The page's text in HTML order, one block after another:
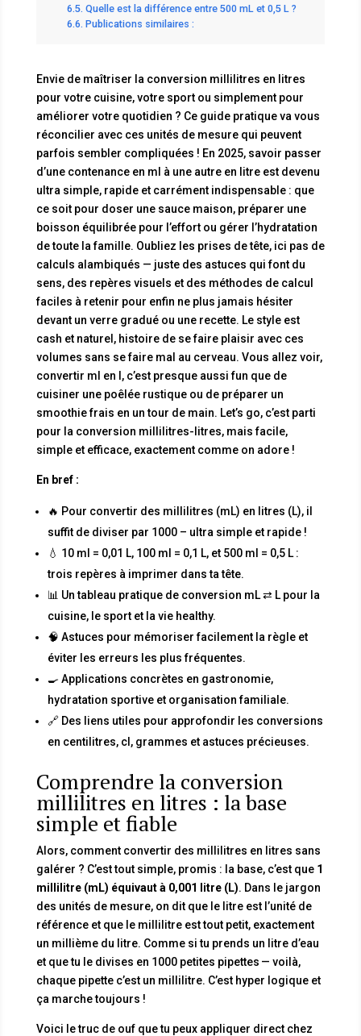
Quelle est la différence entre 500 mL et 0,5 L ?
Publications similaires :
Envie de maîtriser la conversion millilitres en litres
pour votre cuisine, votre sport ou simplement pour
améliorer votre quotidien ? Ce guide pratique va vous
réconcilier avec ces unités de mesure qui peuvent
parfois sembler compliquées ! En 2025, savoir passer
d’une contenance en ml à une autre en litre est devenu
ultra simple, rapide et carrément indispensable : que
ce soit pour doser une sauce maison, préparer une
boisson équilibrée pour l’effort ou gérer l’hydratation
de toute la famille. Oubliez les prises de tête, ici pas de
calculs alambiqués — juste des astuces qui font du
sens, des repères visuels et des méthodes de calcul
faciles à retenir pour enfin ne plus jamais hésiter
devant un verre gradué ou une recette. Le style est
cash et naturel, histoire de se faire plaisir avec ces
volumes sans se faire mal au cerveau. Vous allez voir,
convertir ml en l, c’est presque aussi fun que de
cuisiner une poêlée rustique ou de préparer un
smoothie frais en un tour de main. Let’s go, c’est parti
pour la conversion millilitres-litres, mais facile,
simple et efficace, exactement comme on adore !
En bref :
🔥 Pour convertir des millilitres (mL) en litres (L), il
suffit de diviser par 1000 – ultra simple et rapide !
💧 10 ml = 0,01 L, 100 ml = 0,1 L, et 500 ml = 0,5 L :
trois repères à imprimer dans ta tête.
📊 Un tableau pratique de conversion mL ⇄ L pour la
cuisine, le sport et la vie healthy.
🧠 Astuces pour mémoriser facilement la règle et
éviter les erreurs les plus fréquentes.
🍳 Applications concrètes en gastronomie,
hydratation sportive et organisation familiale.
🔗 Des liens utiles pour approfondir les conversions
en centilitres, cl, grammes et astuces précieuses.
Comprendre la conversion
millilitres en litres : la base
simple et fiable
Alors, comment convertir des millilitres en litres sans
galérer ? C’est tout simple, promis : la base, c’est que 1
millilitre (mL) équivaut à 0,001 litre (L). Dans le jargon
des unités de mesure, on dit que le litre est l’unité de
référence et que le millilitre est tout petit, exactement
un millième du litre. Comme si tu prends un litre d’eau
et que tu le divises en 1000 petites pipettes — voilà,
chaque pipette c’est un millilitre. C’est hyper logique et
ça marche toujours !
Voici le truc de ouf que tu peux appliquer direct chez